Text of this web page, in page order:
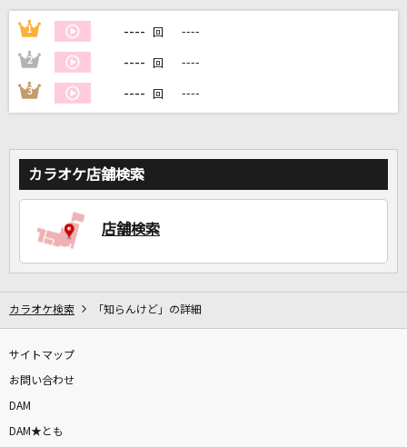
カラオケをもっと楽しもう！
家族や友達と一緒に！練習にも！
1 ---- 回 ----
2 ---- 回 ----
3 ---- 回 ----
カラオケ店舗検索
店舗検索
カラオケ検索 「知らんけど」の詳細
サイトマップ
お問い合わせ
DAM
DAM★とも